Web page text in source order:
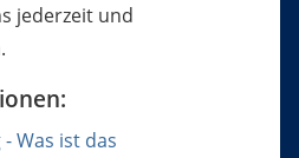
jederzeit und
Was ist das